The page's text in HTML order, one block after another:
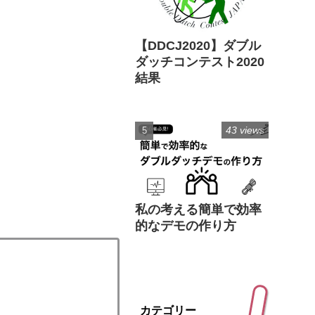
【DDCJ2020】ダブル
ダッチコンテスト2020
結果
私の考える簡単で効率
的なデモの作り方
43 views
カテゴリー